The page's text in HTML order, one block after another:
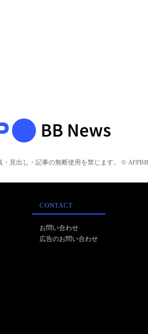
・見出し・記事の無断使用を禁じます。 © AFPBB
CONTACT
お問い合わせ
広告のお問い合わせ